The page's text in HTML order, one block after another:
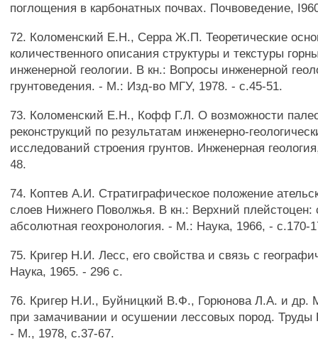
поглощения в карбонатных почвах. Почвоведение,
72. Коломенский Е.Н., Серра Ж.П. Теоретические
количественного описания структуры и текстуры
инженерной геологии. В кн.: Вопросы инженерной
грунтоведения. - М.: Изд-во МГУ, 1978. - с.45-51.
73. Коломенский Е.Н., Кофф Г.Л. О возможности
реконструкций по результатам инженерно-
исследований строения грунтов. Инженерная
48.
74. Коптев А.И. Стратиграфическое положение
слоев Нижнего Поволжья. В кн.: Верхний плейстоцен:
абсолютная геохронология. - М.: Наука, 1966, - с.170-
75. Кригер Н.И. Лесс, его свойства и связь с
Наука, 1965. - 296 с.
76. Кригер Н.И., Буйницкий В.Ф., Горюнова Л.А. и др.
при замачивании и осушении лессовых пород.
- М., 1978, с.37-67.